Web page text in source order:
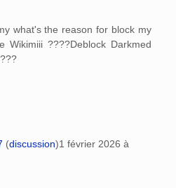
what's the reason for block my
Wikimiii ????Deblock Darkmed
(discussion)1 février 2026 à